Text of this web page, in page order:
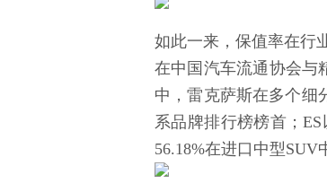
如此一来，保值率在行
在中国汽车流通协会与
中，雷克萨斯在多个细
系品牌排行榜榜首；
56.18%在进口中型SUV